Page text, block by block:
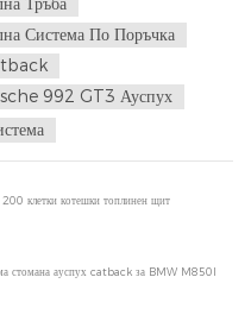
Система По Поръчка
992 GT3 Ауспух
клетки котешки топлинен щит
стомана ауспух catback за BMW M850I